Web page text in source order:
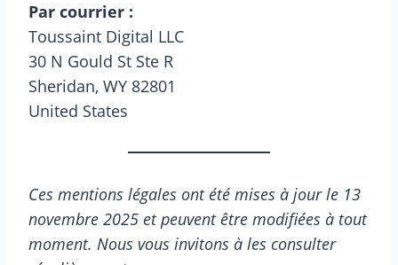
Par courrier :
Toussaint Digital LLC
30 N Gould St Ste R
Sheridan, WY 82801
United States
Ces mentions légales ont été mises à jour le 13
novembre 2025 et peuvent être modifiées à tout
moment. Nous vous invitons à les consulter